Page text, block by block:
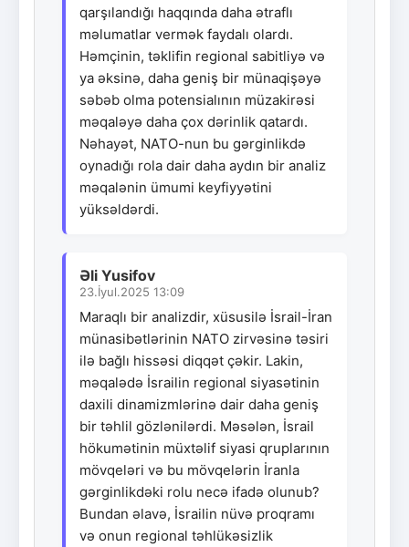
qarşılandığı haqqında daha ətraflı
məlumatlar vermək faydalı olardı.
Həmçinin, təklifin regional sabitliyə və
ya əksinə, daha geniş bir münaqişəyə
səbəb olma potensialının müzakirəsi
məqaləyə daha çox dərinlik qatardı.
Nəhayət, NATO-nun bu gərginlikdə
oynadığı rola dair daha aydın bir analiz
məqalənin ümumi keyfiyyətini
yüksəldərdi.
Əli Yusifov
23.İyul.2025 13:09
Maraqlı bir analizdir, xüsusilə İsrail-İran
münasibətlərinin NATO zirvəsinə təsiri
ilə bağlı hissəsi diqqət çəkir. Lakin,
məqalədə İsrailin regional siyasətinin
daxili dinamizmlərinə dair daha geniş
bir təhlil gözlənilərdi. Məsələn, İsrail
hökumətinin müxtəlif siyasi qruplarının
mövqeləri və bu mövqelərin İranla
gərginlikdəki rolu necə ifadə olunub?
Bundan əlavə, İsrailin nüvə proqramı
və onun regional təhlükəsizlik